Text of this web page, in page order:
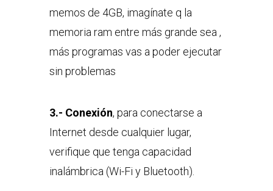
memos de 4GB, imagínate q la
memoria ram entre más grande sea ,
más programas vas a poder ejecutar
sin problemas
3.- Conexión, para conectarse a
Internet desde cualquier lugar,
verifique que tenga capacidad
inalámbrica (Wi-Fi y Bluetooth).